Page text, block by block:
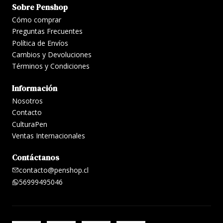
Sobre Penshop
Cómo comprar
Preguntas Frecuentes
Política de Envíos
Cambios y Devoluciones
Términos y Condiciones
Información
Nosotros
Contacto
CulturaPen
Ventas Internacionales
Contáctanos
contacto@penshop.cl
56999495046